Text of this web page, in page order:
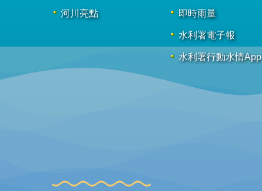
河川亮點 即時雨量
水利署電子報
水利署行動水情App